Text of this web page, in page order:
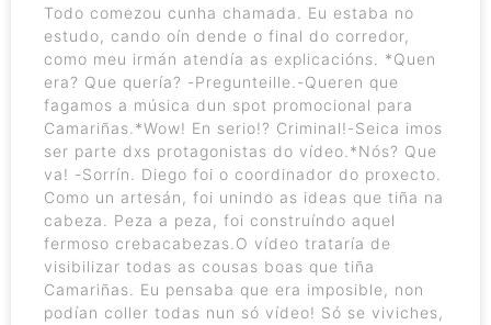
Todo comezou cunha chamada. Eu estaba no
estudo, cando oín dende o final do corredor,
como meu irmán atendía as explicacións. *Quen
era? Que quería? -Pregunteille.-Queren que
fagamos a música dun spot promocional para
Camariñas.*Wow! En serio!? Criminal!-Seica imos
ser parte dxs protagonistas do vídeo.*Nós? Que
va! -Sorrín. Diego foi o coordinador do proxecto.
Como un artesán, foi unindo as ideas que tiña na
cabeza. Peza a peza, foi construíndo aquel
fermoso crebacabezas.O vídeo trataría de
visibilizar todas as cousas boas que tiña
Camariñas. Eu pensaba que era imposible, non
podían coller todas nun só vídeo! Só se viviches,